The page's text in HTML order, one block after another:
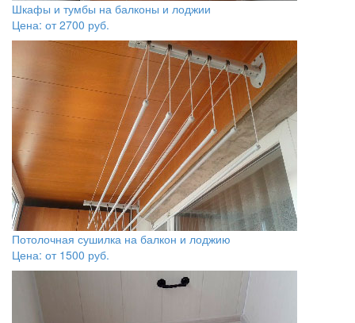
Шкафы и тумбы на балконы и лоджии
Цена: от2700 руб.
Потолочная сушилка на балкон и лоджию
Цена: от 1500 руб.